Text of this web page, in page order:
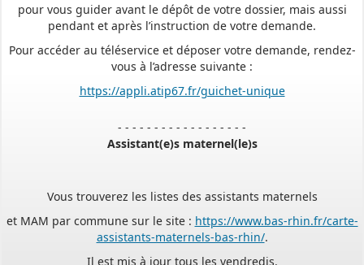
pendant et après l’instruction de votre demande.
Pour accéder au téléservice et déposer votre demande, rendez-
vous à l’adresse suivante :
Assistant(e)s maternel(le)s
assistants-maternels-bas-rhin/.